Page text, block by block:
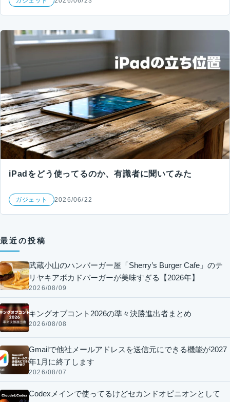
iPadをどう使ってるのか、有識者に聞いてみた
ガジェット 2026/06/22
最近の投稿
武蔵小山のハンバーガー屋「Sherry’s Burger Cafe」のテ
リヤキアボカドバーガーが美味すぎる【2026年】
2026/08/09
キングオブコント2026の準々決勝進出者まとめ
2026/08/08
Gmailで他社メールアドレスを送信元にできる機能が2027
年1月に終了します
2026/08/07
Codexメインで使ってるけどセカンドオピニオンとして